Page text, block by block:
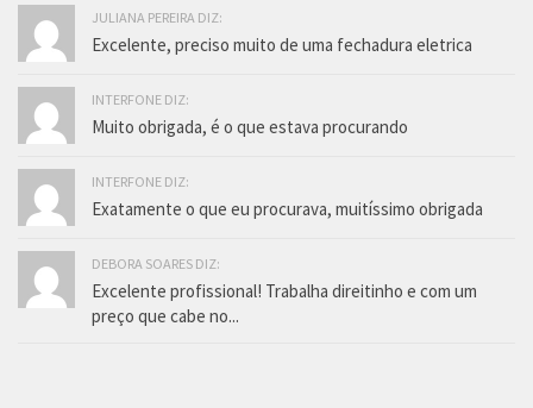
JULIANA PEREIRA DIZ:
Excelente, preciso muito de uma fechadura eletrica
INTERFONE DIZ:
Muito obrigada, é o que estava procurando
INTERFONE DIZ:
Exatamente o que eu procurava, muitíssimo obrigada
DEBORA SOARES DIZ:
Excelente profissional! Trabalha direitinho e com um
preço que cabe no...